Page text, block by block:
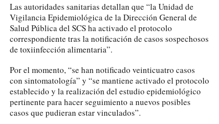
Las autoridades sanitarias detallan que “la Unidad de
Vigilancia Epidemiológica de la Dirección General de
Salud Pública del SCS ha activado el protocolo
correspondiente tras la notificación de casos sospechosos
de toxiinfección alimentaria”.
Por el momento, “se han notificado veinticuatro casos
con sintomatología” y “se mantiene activado el protocolo
establecido y la realización del estudio epidemiológico
pertinente para hacer seguimiento a nuevos posibles
casos que pudieran estar vinculados”.